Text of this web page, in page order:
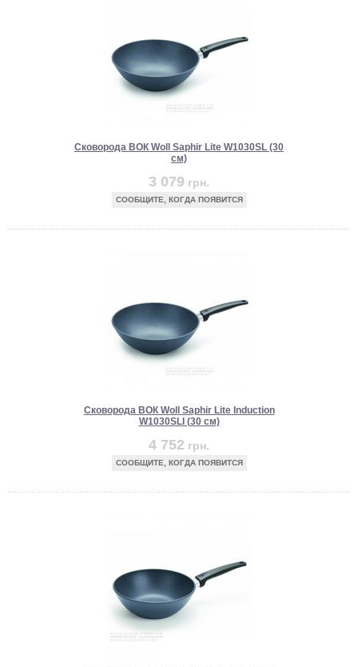
Сковорода ВОК Woll Saphir Lite W1030SL (30
см)
3 079 грн.
СООБЩИТЕ, КОГДА ПОЯВИТСЯ
Сковорода ВОК Woll Saphir Lite Induction
W1030SLI (30 см)
4 752 грн.
СООБЩИТЕ, КОГДА ПОЯВИТСЯ